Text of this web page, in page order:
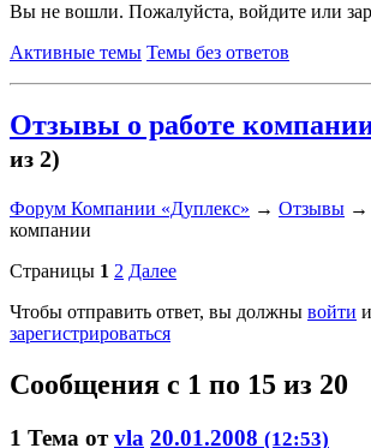
Вы не вошли. Пожалуйста, войдите или
Активные темы Темы без ответов
Отзывы о работе
из 2)
Форум Компании «Дуплекс» → Отзывы →
компании
Страницы 1 2 Далее
Чтобы отправить ответ, вы должны войти
зарегистрироваться
Сообщения с 1 по 15 из 20
1 Тема отvla 20.01.2008 (12:53)